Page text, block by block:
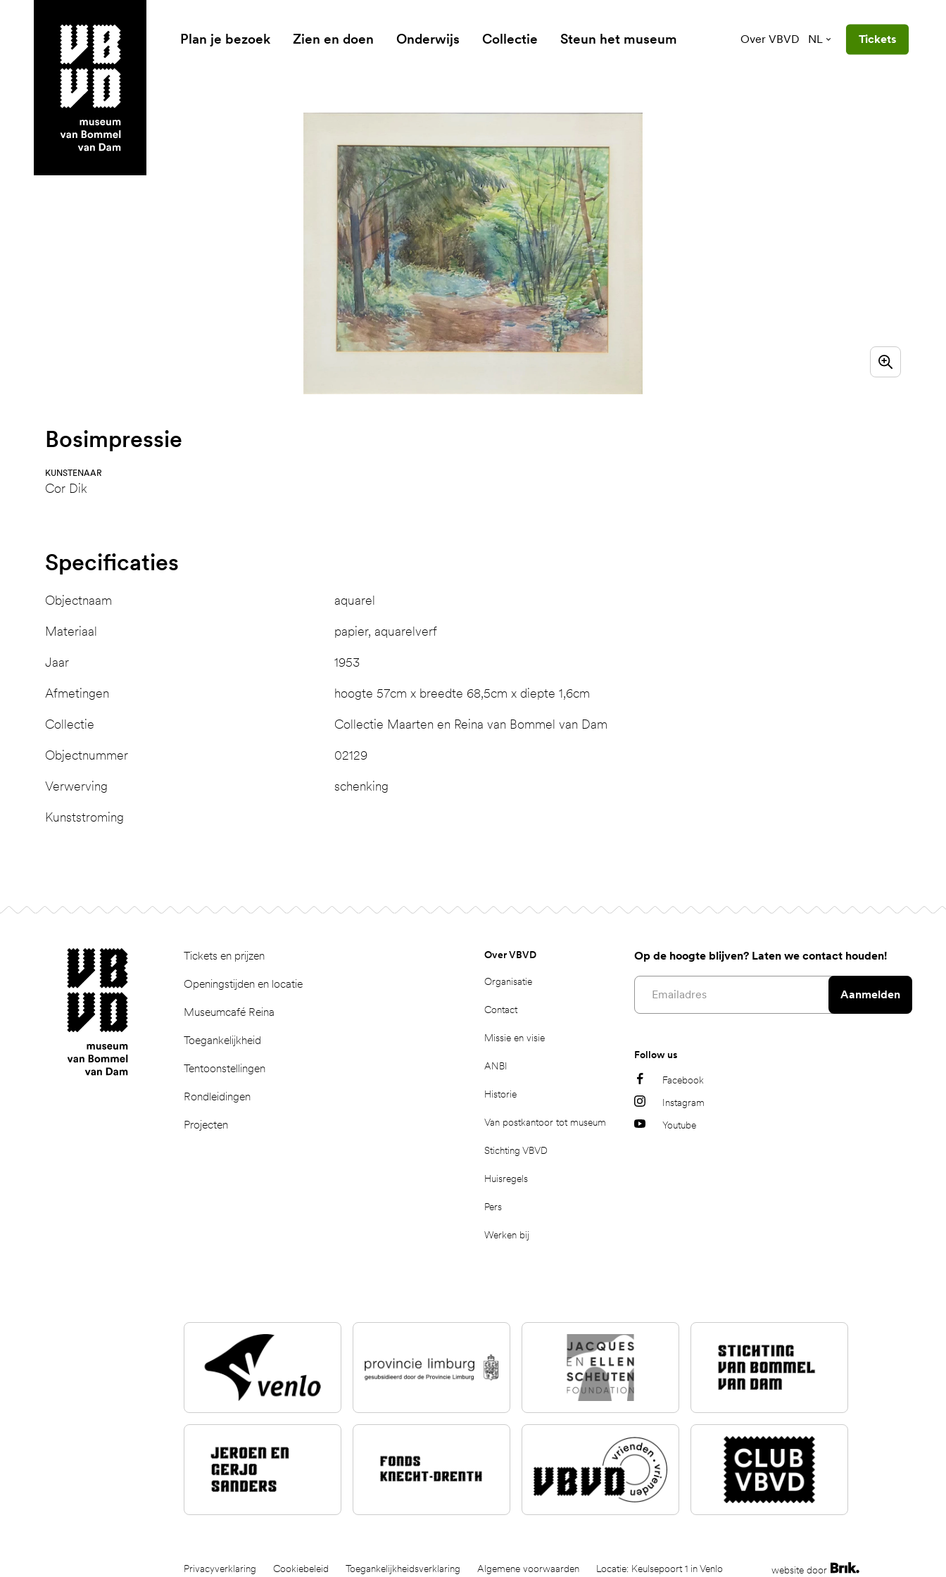
museum van Bommel van Dam
Plan je bezoek Zien en doen Onderwijs Collectie Steun het museum Over VBVD NL Tickets
Bosimpressie
KUNSTENAAR
Cor Dik
Specificaties
Objectnaam aquarel
Materiaal papier, aquarelverf
Jaar 1953
Afmetingen hoogte 57cm x breedte 68,5cm x diepte 1,6cm
Collectie Collectie Maarten en Reina van Bommel van Dam
Objectnummer 02129
Verwerving schenking
Kunststroming
Tickets en prijzen
Openingstijden en locatie
Museumcafé Reina
Toegankelijkheid
Tentoonstellingen
Rondleidingen
Projecten
museum van Bommel van Dam Over VBVD
Organisatie
Contact
Missie en visie
ANBI
Historie
Van postkantoor tot museum
Stichting VBVD
Huisregels
Pers
Werken bij
Op de hoogte blijven? Laten we contact houden!
Email address
Aanmelden
Follow us
Facebook
Instagram
Youtube
Privacyverklaring Cookiebeleid Toegankelijkheidsverklaring Algemene voorwaarden Locatie: Keulsepoort 1 in Venlo website door